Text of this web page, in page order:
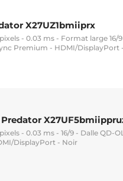
X27UZ1bmiiprx
- 0.03 ms - Format large 16/
Premium - HDMI/DisplayPort
Predator
- 0.03 ms - 16/9 - Dalle QD-
DisplayPort - Noir